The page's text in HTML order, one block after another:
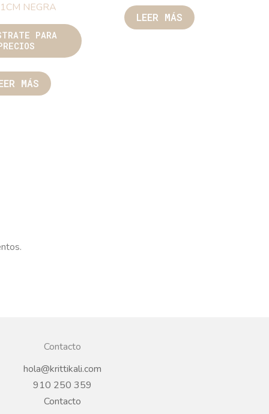
NEGRA
PARA
MÁS
LEER MÁS
Contacto
hola@krittikali.com
910 250 359
Contacto